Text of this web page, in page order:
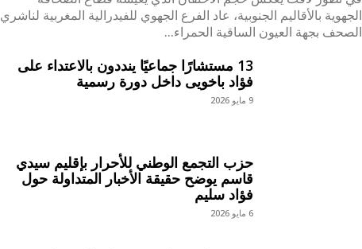
الجهوية بالأقاليم الجنوبية، عاد الفرع الجهوي للفيدرالية المغربية لناشري
الصحف بجهة العيون الساقية الحمراء...
13 مستشارًا جماعيًا ينددون بالاعتداء على
فؤاد باخويى داخل دورة رسمية
9 مايو 2026
حزب التجمع الوطني للأحرار بإقليم سيدي
قاسم يوضح حقيقة الأخبار المتداولة حول
فؤاد سليم
6 مايو 2026